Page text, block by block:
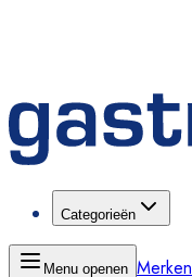
Categorieën
Menu openen Merken